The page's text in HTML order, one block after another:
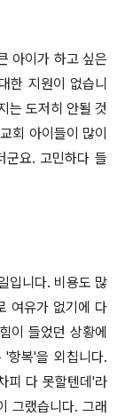
아이가 하고 싶은
한 지원이 없습니
는 도저히 안될 것
회 아이들이 많이
군요. 고민하다 들
입니다. 비용도 많
여유가 없기에 다
이 들었던 상황에
'항복'을 외칩니다.
피 다 못할텐데'라
그랬습니다. 그래